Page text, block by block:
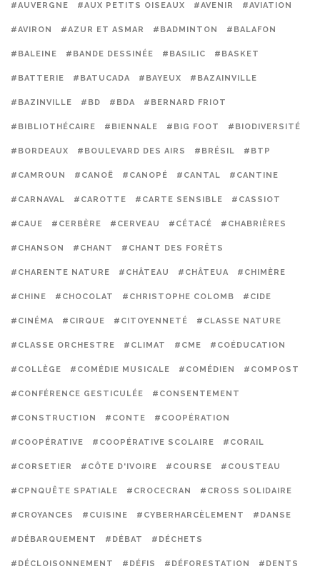
#AUVERGNE #AUX PETITS OISEAUX #AVENIR #AVIATION
#AVIRON #AZUR ET ASMAR #BADMINTON #BALAFON
#BALEINE #BANDE DESSINÉE #BASILIC #BASKET
#BATTERIE #BATUCADA #BAYEUX #BAZAINVILLE
#BAZINVILLE #BD #BDA #BERNARD FRIOT
#BIBLIOTHÉCAIRE #BIENNALE #BIG FOOT #BIODIVERSITÉ
#BORDEAUX #BOULEVARD DES AIRS #BRÉSIL #BTP
#CAMROUN #CANOË #CANOPÉ #CANTAL #CANTINE
#CARNAVAL #CAROTTE #CARTE SENSIBLE #CASSIOT
#CAUE #CERBÈRE #CERVEAU #CÉTACÉ #CHABRIÈRES
#CHANSON #CHANT #CHANT DES FORÊTS
#CHARENTE NATURE #CHÂTEAU #CHÂTEUA #CHIMÈRE
#CHINE #CHOCOLAT #CHRISTOPHE COLOMB #CIDE
#CINÉMA #CIRQUE #CITOYENNETÉ #CLASSE NATURE
#CLASSE ORCHESTRE #CLIMAT #CME #COÉDUCATION
#COLLÈGE #COMÉDIE MUSICALE #COMÉDIEN #COMPOST
#CONFÉRENCE GESTICULÉE #CONSENTEMENT
#CONSTRUCTION #CONTE #COOPÉRATION
#COOPÉRATIVE #COOPÉRATIVE SCOLAIRE #CORAIL
#CORSETIER #CÔTE D'IVOIRE #COURSE #COUSTEAU
#CPNQUÊTE SPATIALE #CROCECRAN #CROSS SOLIDAIRE
#CROYANCES #CUISINE #CYBERHARCÈLEMENT #DANSE
#DÉBARQUEMENT #DÉBAT #DÉCHETS
#DÉCLOISONNEMENT #DÉFIS #DÉFORESTATION #DENTS